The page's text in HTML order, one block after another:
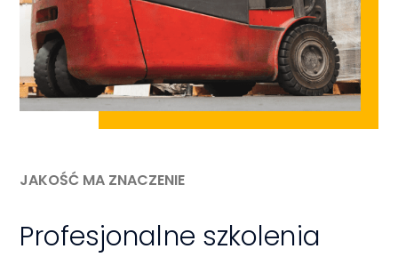
JAKOŚĆ MA ZNACZENIE
Profesjonalne szkolenia